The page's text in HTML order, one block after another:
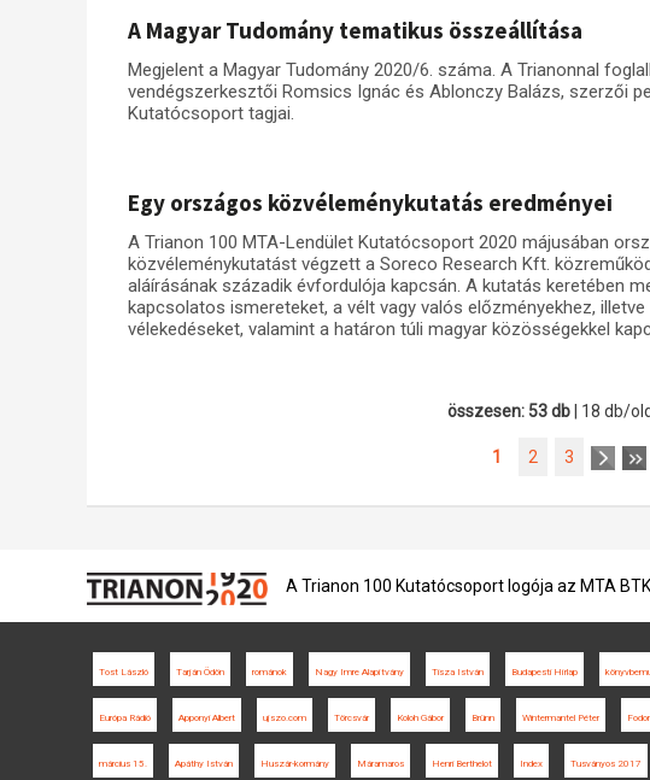
A Magyar Tudomány tematikus összeállítása
Megjelent a Magyar Tudomány 2020/6. száma. A Trianonnal
vendégszerkesztői Romsics Ignác és Ablonczy Balázs, szerzői
Kutatócsoport tagjai.
Egy országos közvéleménykutatás eredményei
A Trianon 100 MTA-Lendület Kutatócsoport 2020 májusában
közvéleménykutatást végzett a Soreco Research Kft.
aláírásának századik évfordulója kapcsán. A kutatás keretében
kapcsolatos ismereteket, a vélt vagy valós előzményekhez,
vélekedéseket, valamint a határon túli magyar közösségekkel
összesen: 53 db | 18 db/
1 2 3
A Trianon 100 Kutatócsoport logója az MTA
Tost László Tarján Ödön románok Nagy Imre Alapítvány Tisza István Budapesti Hírlap
Európa Rádió Apponyi Albert ujszo.com Törcsvár Koloh Gábor Brünn Wintermantel Péter
március 15. Apáthy István Huszár-kormány Máramaros Henri Berthelot Index Tusványos 2017